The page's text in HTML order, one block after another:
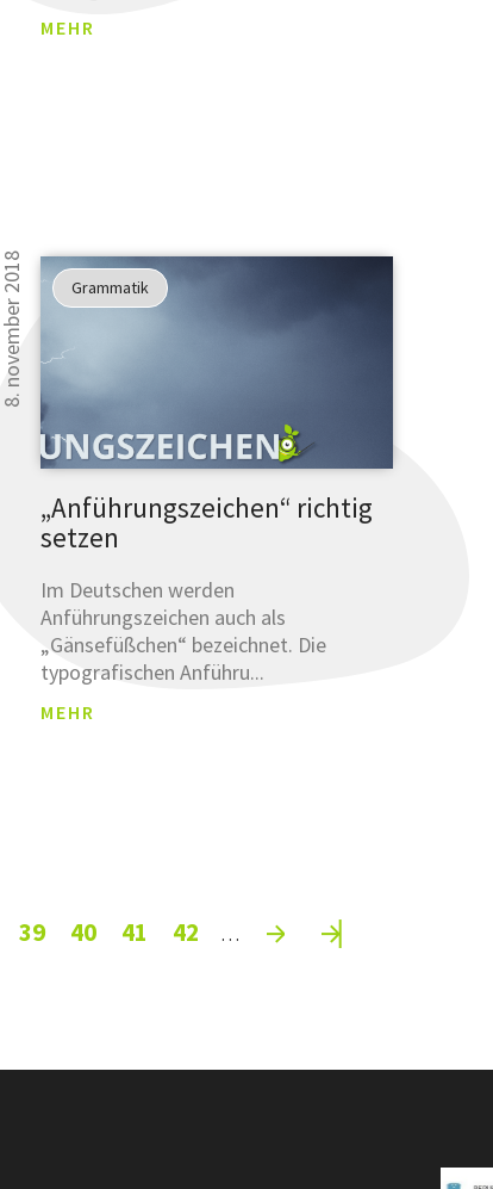
MEHR
8. november 2018 Grammatik
„Anführungszeichen“ richtig
setzen
Im Deutschen werden
Anführungszeichen auch als
„Gänsefüßchen“ bezeichnet. Die
typografischen Anführu...
MEHR
39 40 41 42 …